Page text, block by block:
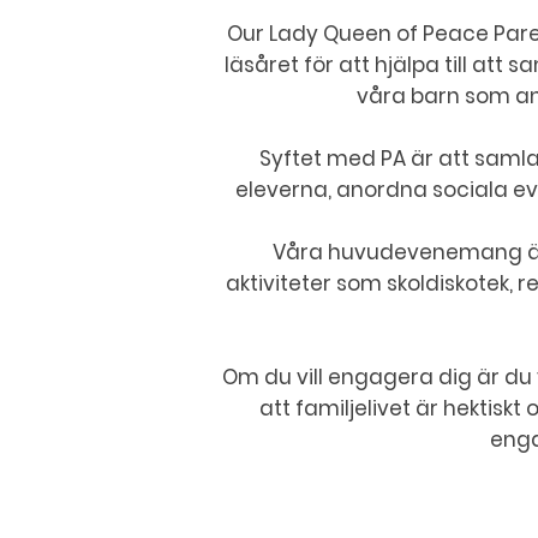
Our Lady Queen of Peace
läsåret för att hjälpa till att
våra barn som
Syftet med PA är att
eleverna, anordna sociala
Våra huvudevenemang
aktiviteter som skoldiskotek,
Om du vill engagera dig är
att familjelivet är hektiskt